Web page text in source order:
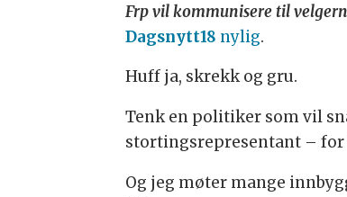
Frp vil kommunisere til
Dagsnytt18 nylig.
Huff ja, skrekk og gru.
Tenk en politiker som vil
stortingsrepresentant – for
Og jeg møter mange